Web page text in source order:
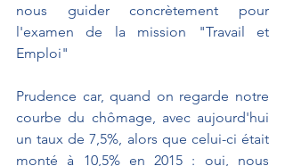
nous guider concrètement pour
l'examen de la mission "Travail et
Emploi"
Prudence car, quand on regarde notre
courbe du chômage, avec aujourd'hui
un taux de 7,5%, alors que celui-ci était
monté à 10,5% en 2015 : oui, nous